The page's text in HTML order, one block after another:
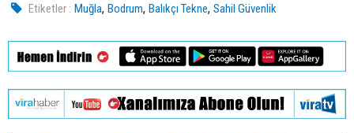
Etiketler : Muğla,Bodrum,Balıkçı Tekne,Sahil Güvenlik